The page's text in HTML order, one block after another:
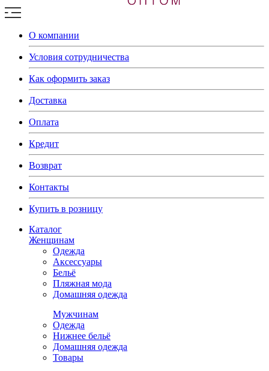
О компании
Условия сотрудничества
Как оформить заказ
Доставка
Оплата
Кредит
Возврат
Контакты
Купить в розницу
Каталог
Женщинам
Одежда
Аксессуары
Бельё
Пляжная мода
Домашняя одежда
Мужчинам
Одежда
Нижнее бельё
Домашняя одежда
Товары